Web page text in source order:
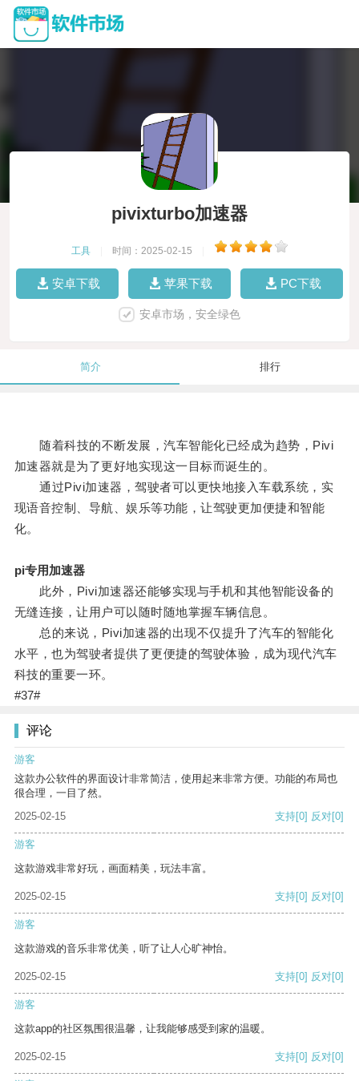
pivixturbo加速器
工具 时间：2025-02-15
安卓下载 苹果下载 PC下载
安卓市场，安全绿色
简介 排行
随着科技的不断发展，汽车智能化已经成为趋势，Pivi
加速器就是为了更好地实现这一目标而诞生的。
通过Pivi加速器，驾驶者可以更快地接入车载系统，实
现语音控制、导航、娱乐等功能，让驾驶更加便捷和智能
化。
pi专用加速器
此外，Pivi加速器还能够实现与手机和其他智能设备的
无缝连接，让用户可以随时随地掌握车辆信息。
总的来说，Pivi加速器的出现不仅提升了汽车的智能化
水平，也为驾驶者提供了更便捷的驾驶体验，成为现代汽车
科技的重要一环。
#37#
评论
游客
这款办公软件的界面设计非常简洁，使用起来非常方便。功能的布局也
很合理，一目了然。
2025-02-15
支持[0] 反对[0]
游客
这款游戏非常好玩，画面精美，玩法丰富。
2025-02-15 支持[0] 反对[0]
游客
这款游戏的音乐非常优美，听了让人心旷神怡。
2025-02-15 支持[0] 反对[0]
游客
这款app的社区氛围很温馨，让我能够感受到家的温暖。
2025-02-15 支持[0] 反对[0]